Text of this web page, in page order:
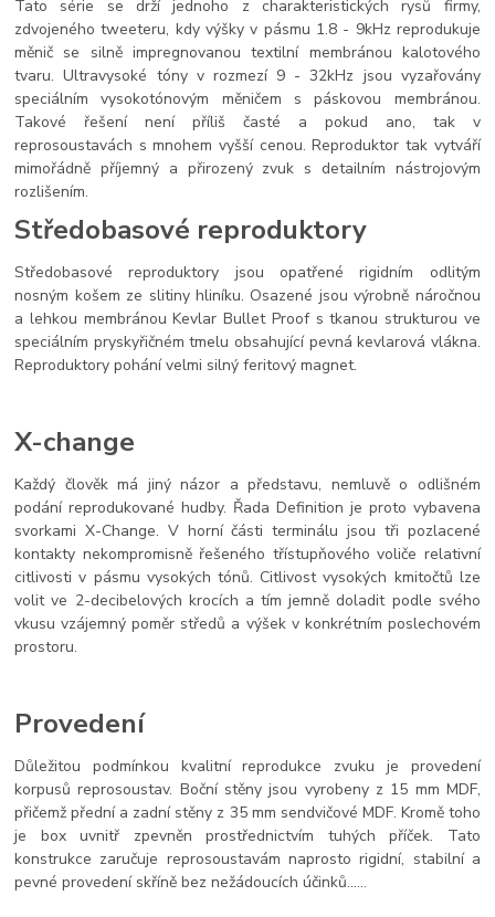
Tato série se drží jednoho z charakteristických rysů firmy,
zdvojeného tweeteru, kdy výšky v pásmu 1.8 - 9kHz reprodukuje
měnič se silně impregnovanou textilní membránou kalotového
tvaru. Ultravysoké tóny v rozmezí 9 - 32kHz jsou vyzařovány
speciálním vysokotónovým měničem s páskovou membránou.
Takové řešení není příliš časté a pokud ano, tak v
reprosoustavách s mnohem vyšší cenou. Reproduktor tak vytváří
mimořádně příjemný a přirozený zvuk s detailním nástrojovým
rozlišením.
Středobasové reproduktory
Středobasové reproduktory jsou opatřené rigidním odlitým
nosným košem ze slitiny hliníku. Osazené jsou výrobně náročnou
a lehkou membránou Kevlar Bullet Proof s tkanou strukturou ve
speciálním pryskyřičném tmelu obsahující pevná kevlarová vlákna.
Reproduktory pohání velmi silný feritový magnet.
X-change
Každý člověk má jiný názor a představu, nemluvě o odlišném
podání reprodukované hudby. Řada Definition je proto vybavena
svorkami X-Change. V horní části terminálu jsou tři pozlacené
kontakty nekompromisně řešeného třístupňového voliče relativní
citlivosti v pásmu vysokých tónů. Citlivost vysokých kmitočtů lze
volit ve 2-decibelových krocích a tím jemně doladit podle svého
vkusu vzájemný poměr středů a výšek v konkrétním poslechovém
prostoru.
Provedení
Důležitou podmínkou kvalitní reprodukce zvuku je provedení
korpusů reprosoustav. Boční stěny jsou vyrobeny z 15 mm MDF,
přičemž přední a zadní stěny z 35 mm sendvičové MDF. Kromě toho
je box uvnitř zpevněn prostřednictvím tuhých příček. Tato
konstrukce zaručuje reprosoustavám naprosto rigidní, stabilní a
pevné provedení skříně bez nežádoucích účinků......